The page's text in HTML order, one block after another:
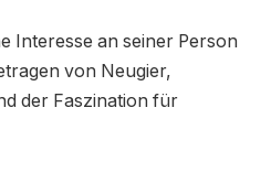
Interesse an seiner Person
von Neugier,
der Faszination für